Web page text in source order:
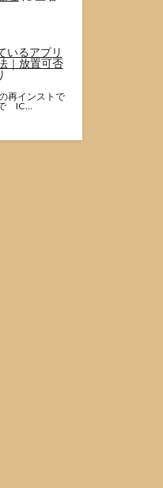
いるアプリ
｜放置可否
再インストで
IC…